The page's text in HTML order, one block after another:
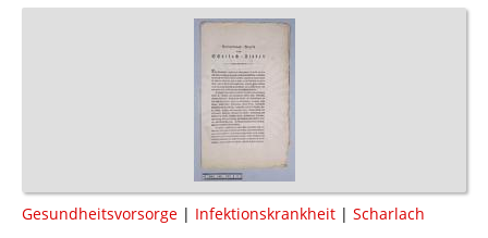
Gesundheitsvorsorge | Infektionskrankheit | Scharlach